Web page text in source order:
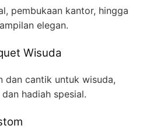
pembukaan kantor, hingga
elegan.
Wisuda
dan cantik untuk wisuda,
hadiah spesial.